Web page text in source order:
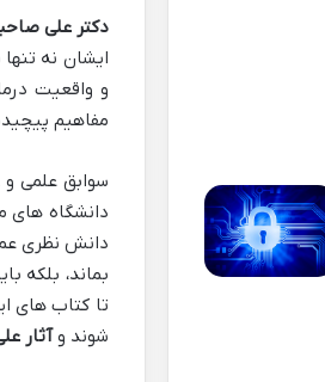
دکتر علی
ایشان نه
و واقعیت
مفاهیم
سوابق علمی و
دانشگاه های
دانش نظری
بماند، بلکه
تا کتاب های
شوند وآثار